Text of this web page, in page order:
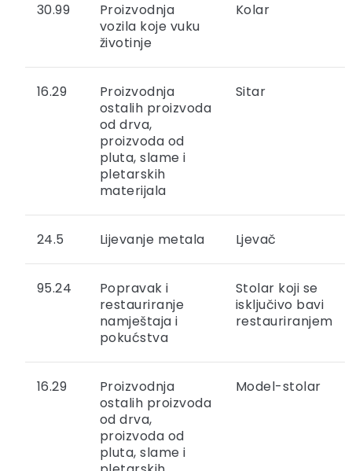
30.99
Proizvodnja
vozila koje vuku
životinje
Kolar
16.29
Proizvodnja
ostalih proizvoda
od drva,
proizvoda od
pluta, slame i
pletarskih
materijala
Sitar
24.5 Lijevanje metala Ljevač
95.24
Popravak i
restauriranje
namještaja i
pokućstva
Stolar koji se
isključivo bavi
restauriranjem
16.29
Proizvodnja
ostalih proizvoda
od drva,
proizvoda od
pluta, slame i
Model-stolar